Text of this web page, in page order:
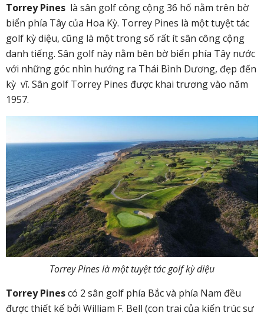
Torrey Pines là sân golf công cộng 36 hố nằm trên bờ
biển phía Tây của Hoa Kỳ. Torrey Pines là một tuyệt tác
golf kỳ diệu, cũng là một trong số rất ít sân công cộng
danh tiếng. Sân golf này nằm bên bờ biển phía Tây nước
với những góc nhìn hướng ra Thái Bình Dương, đẹp đến
kỳ vĩ. Sân golf Torrey Pines được khai trương vào năm
1957.
Torrey Pines là một tuyệt tác golf kỳ diệu
Torrey Pinescó 2 sân golf phía Bắc và phía Nam đều
được thiết kế bởi William F. Bell (con trai của kiến trúc sư